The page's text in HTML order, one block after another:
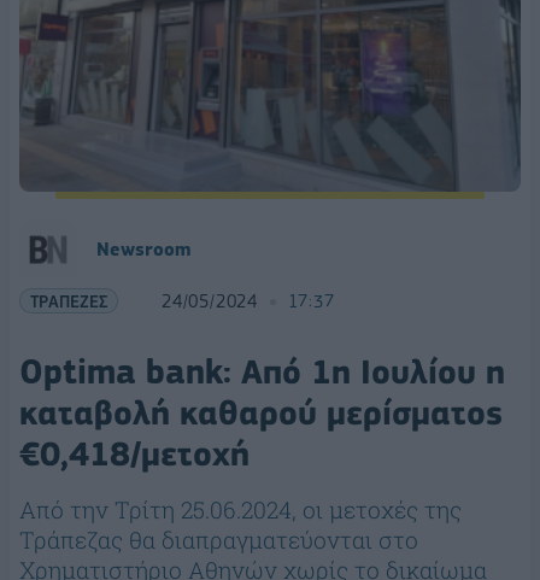
Newsroom
ΤΡΑΠΕΖΕΣ 24/05/2024 17:37
Optima bank: Από 1η Ιουλίου η
καταβολή καθαρού μερίσματος
€0,418/μετοχή
Από την Τρίτη 25.06.2024, οι μετοχές της
Τράπεζας θα διαπραγματεύονται στο
Χρηματιστήριο Αθηνών χωρίς το δικαίωμα